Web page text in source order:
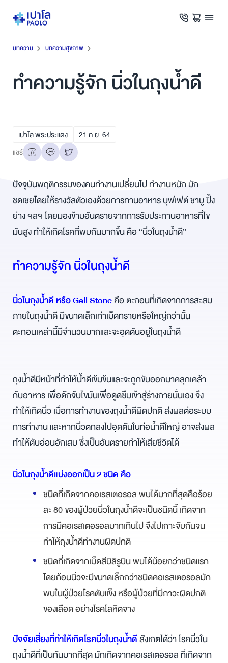
บทความ บทความสุขภาพ
ทำความรู้จัก นิ่วในถุงน้ำดี
เปาโล พระประแดง 21 ก.ย.64
แชร์
ปัจจุบันพฤติกรรมของคนทำงานเปลี่ยนไป ทำงานหนัก มัก
ชดเชยโดยให้รางวัลตัวเองด้วยการทานอาหาร บุฟเฟต์ ชาบู ปิ้ง
ย่าง ฯลฯ โดยมองข้ามอันตรายจากการรับประทานอาหารที่ไข
มันสูง ทำให้เกิดโรคที่พบกันมากขึ้น คือ “นิ่วในถุงน้ำดี”
ทำความรู้จัก นิ่วในถุงน้ำดี
นิ่วในถุงน้ำดี หรือ Gall Stoneคือ ตะกอนที่เกิดจากการสะสม
ภายในถุงน้ำดี มีขนาดเล็กเท่าเม็ดทรายหรือใหญ่กว่านั้น
ตะกอนเหล่านี้มีจำนวนมากและจะอุดตันอยู่ในถุงน้ำดี
ถุงน้ำดีมีหน้าที่ทำให้น้ำดีเข้มข้นและจะถูกขับออกมาคลุกเคล้า
กับอาหาร เพื่อดักจับไขมันเพื่อดูดซึมเข้าสู่ร่างกายนั่นเอง จึง
ทำให้เกิดนิ่ว เมื่อการทำงานของถุงน้ำดีผิดปกติ ส่งผลต่อระบบ
การทำงาน และหากนิ่วตกลงไปอุดตันในท่อน้ำดีใหญ่ อาจส่งผล
ทำให้ตับอ่อนอักเสบ ซึ่งเป็นอันตรายทำให้เสียชีวิตได้
นิ่วในถุงน้ำดีแบ่งออกเป็น 2 ชนิด คือ
ชนิดที่เกิดจากคอเรสเตอรอล พบได้มากที่สุดคือร้อย
ละ 80 ของผู้ป่วยนิ่วในถุงน้ำดีจะเป็นชนิดนี้ เกิดจาก
การมีคอเรสเตอรอลมากเกินไป จึงไปเกาะจับกันจน
ทำให้ถุงน้ำดีทำงานผิดปกติ
ชนิดที่เกิดจากเม็ดสีบิลิรูบิน พบได้น้อยกว่าชนิดแรก
โดยก้อนนิ่วจะมีขนาดเล็กกว่าชนิดคอเรสเตอรอลมัก
พบในผู้ป่วยโรคตับแข็ง หรือผู้ป่วยที่มีภาวะผิดปกติ
ของเลือด อย่างโรคโลหิตจาง
ปัจจัยเสี่ยงที่ทำให้เกิดโรคนิ่วในถุงน้ำดีสังเกตได้ว่า โรคนิ่วใน
ถุงน้ำดีที่เป็นกันมากที่สุด มักเกิดจากคอเรสเตอรอล ที่เกิดจาก